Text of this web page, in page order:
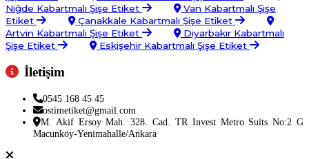
Niğde Kabartmalı Şişe Etiket
Van Kabartmalı Şişe
Etiket
Çanakkale Kabartmalı Şişe Etiket
Artvin Kabartmalı Şişe Etiket
Diyarbakır Kabartmalı
Şişe Etiket
Eskişehir Kabartmalı Şişe Etiket
İletişim
0545 168 45 45
ostimetiket@gmail.com
M. Akif Ersoy Mah. 328. Cad. TR Invest Metro Suits No:2 G
Macunköy-Yenimahalle/Ankara